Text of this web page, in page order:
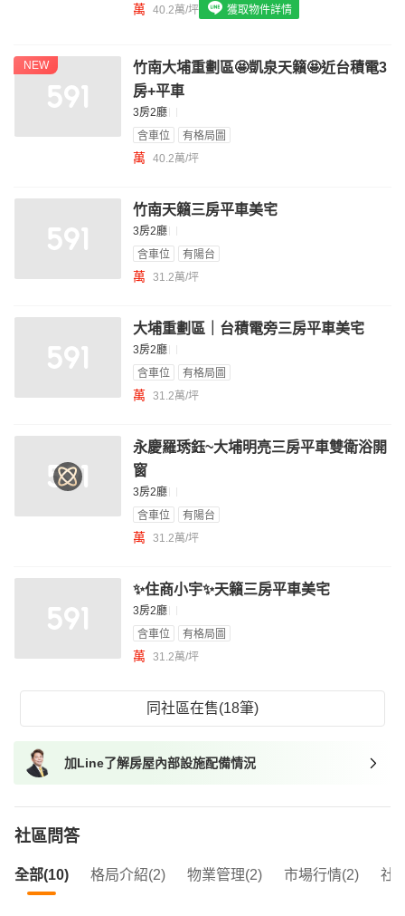
萬 40.2萬/坪 獲取物件詳情
NEW
竹南大埔重劃區🤩凱泉天籟🤩近台積電3
房+平車
3房2廳
含車位
有格局圖
萬 40.2萬/坪
竹南天籟三房平車美宅
3房2廳
含車位
有陽台
萬 31.2萬/坪
大埔重劃區｜台積電旁三房平車美宅
3房2廳
含車位
有格局圖
萬 31.2萬/坪
永慶羅琇鈺~大埔明亮三房平車雙衛浴開
窗
3房2廳
含車位
有陽台
萬 31.2萬/坪
✨住商小宇✨天籟三房平車美宅
3房2廳
含車位
有格局圖
萬 31.2萬/坪
同社區在售(18筆)
加Line了解房屋內部設施配備情況
社區問答
全部(10) 格局介紹(2) 物業管理(2) 市場行情(2) 社